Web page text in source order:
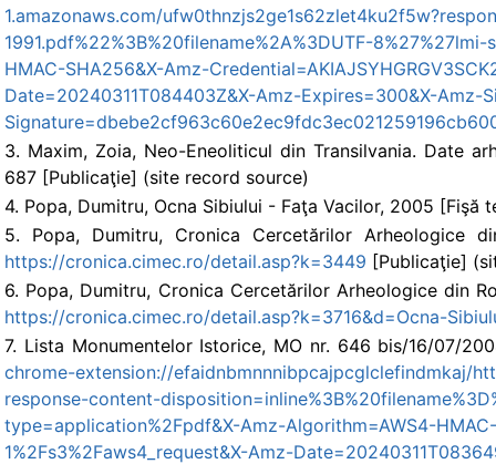
1.amazonaws.com/
1991.pdf%22%3B%20filename%2A%3DUTF-
HMAC-SHA256&X-Amz-
Date=20240311T084403Z&X-Amz-Expires=300&X-Amz-
3. Maxim, Zoia, Neo-Eneoliticul din Transilvania. Date
687 [Publicaţie] (site record source)
4. Popa, Dumitru, Ocna Sibiului - Faţa Vacilor, 2005 [Fişă
5. Popa, Dumitru, Cronica Cercetărilor Arheologice
https://cronica.cimec.ro/detail.asp?k=3449 [Publicaţie]
6. Popa, Dumitru, Cronica Cercetărilor Arheologice din
https://cronica.cimec.ro/detail.asp?k=3716&d=Ocna-
7. Lista Monumentelor Istorice, MO nr. 646 bis/16/07/
chrome-extension://efaidnbmnnnibpcajpcglclefindmkaj/
response-content-
type=application%2Fpdf&X-Amz-Algorithm=AWS4-
1%2Fs3%2Faws4_request&X-Amz-